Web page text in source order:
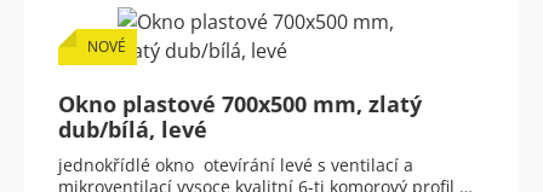
NOVÉ
Okno plastové 700x500 mm, zlatý
dub/bílá, levé
jednokřídlé okno otevírání levé s ventilací a
mikroventilací vysoce kvalitní 6-ti komorový profil …